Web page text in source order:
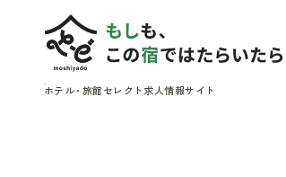
ホテル・旅館セレクト求人情報サイト